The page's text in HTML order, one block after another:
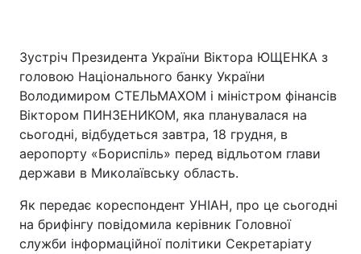
Зустріч Президента України Віктора ЮЩЕНКА з
головою Національного банку України
Володимиром СТЕЛЬМАХОМ і міністром фінансів
Віктором ПИНЗЕНИКОМ, яка планувалася на
сьогодні, відбудеться завтра, 18 грудня, в
аеропорту «Бориспіль» перед відльотом глави
держави в Миколаївську область.
Як передає кореспондент УНІАН, про це сьогодні
на брифінгу повідомила керівник Головної
служби інформаційної політики Секретаріату